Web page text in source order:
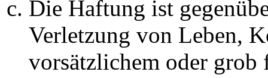
Die Haftung ist
Verletzung von Leben,
vorsätzlichem oder grob